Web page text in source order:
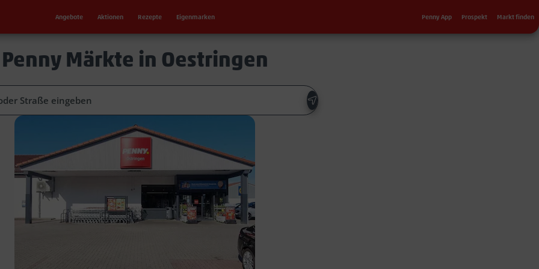
Angebote Aktionen Rezepte Eigenmarken Sekundärnavigation
Penny App Prospekt Markt finden
Penny Märkte in Oestringen